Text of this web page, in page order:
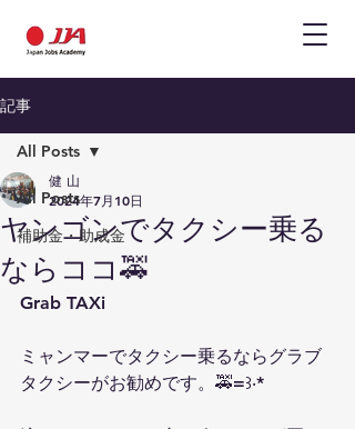
記事
All Posts
補助金・助成金
All Posts
ヤンゴンでタクシー乗る
ならココ🚕
健 山
2024年7月10日
Grab TAXi
ミャンマーでタクシー乗るならグラブ
タクシーがお勧めです。🚕=꒱‧*